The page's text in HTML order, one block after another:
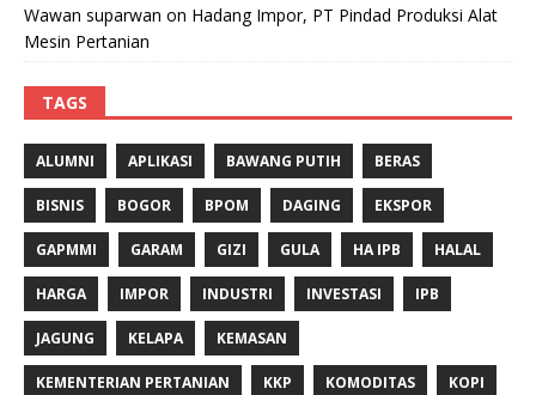
Wawan suparwan on Hadang Impor, PT Pindad Produksi Alat
Mesin Pertanian
TAGS
ALUMNI APLIKASI BAWANG PUTIH BERAS
BISNIS BOGOR BPOM DAGING EKSPOR
GAPMMI GARAM GIZI GULA HA IPB HALAL
HARGA IMPOR INDUSTRI INVESTASI IPB
JAGUNG KELAPA KEMASAN
KEMENTERIAN PERTANIAN KKP KOMODITAS KOPI